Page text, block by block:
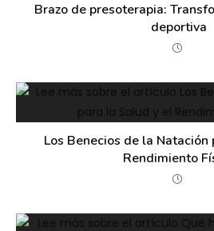
Brazo de presoterapia:
deportiva
Los Benecios de la
Rendimiento